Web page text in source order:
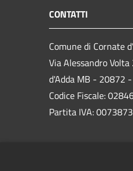
CONTATTI
Comune di Cornate
Via Alessandro
d'Adda MB - 20872
Codice Fiscale:
Partita IVA: